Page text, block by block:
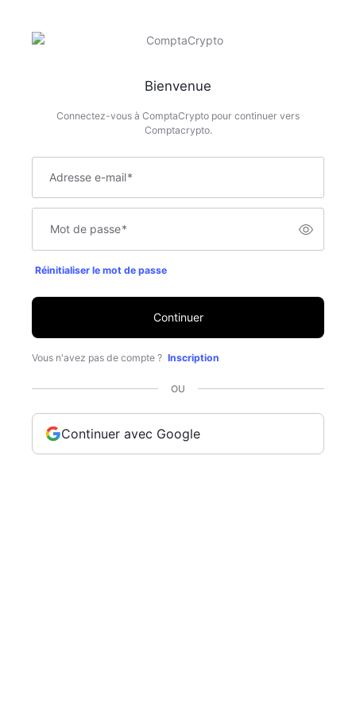
Bienvenue
Connectez-vous à ComptaCrypto pour continuer vers
Comptacrypto.
Adresse e-mail*
Mot de passe*
Réinitialiser le mot de passe
Continuer
Vous n'avez pas de compte ? Inscription
OU
Continuer avec Google